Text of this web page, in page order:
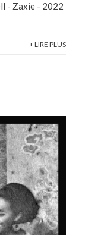
- Zaxie - 2022
+ LIRE PLUS